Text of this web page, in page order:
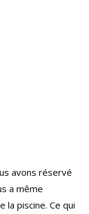
avons réservé
a même
piscine. Ce qui